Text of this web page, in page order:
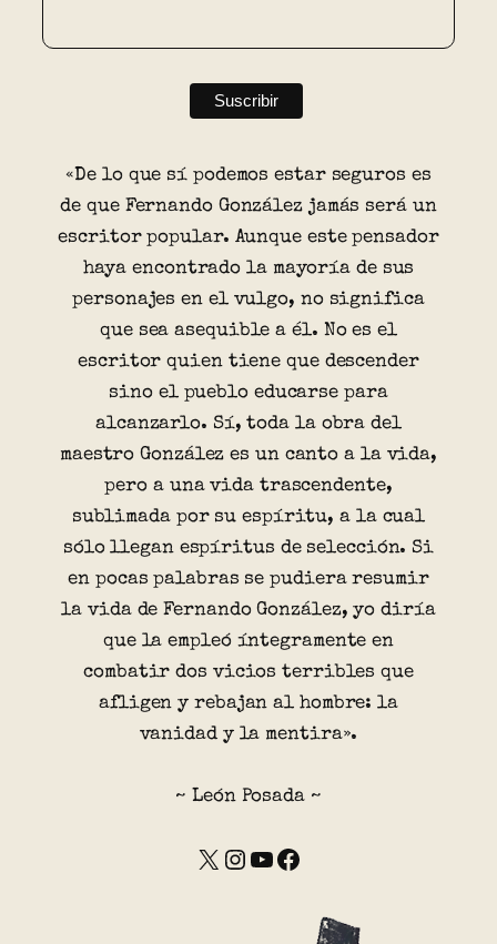
«De lo que sí podemos estar seguros es
de que Fernando González jamás será un
escritor popular. Aunque este pensador
haya encontrado la mayoría de sus
personajes en el vulgo, no significa
que sea asequible a él. No es el
escritor quien tiene que descender
sino el pueblo educarse para
alcanzarlo. Sí, toda la obra del
maestro González es un canto a la vida,
pero a una vida trascendente,
sublimada por su espíritu, a la cual
sólo llegan espíritus de selección. Si
en pocas palabras se pudiera resumir
la vida de Fernando González, yo diría
que la empleó íntegramente en
combatir dos vicios terribles que
afligen y rebajan al hombre: la
vanidad y la mentira».
~ León Posada ~
X Instagram YouTube Facebook